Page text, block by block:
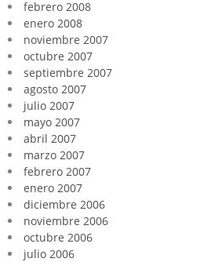
febrero 2008
enero 2008
noviembre 2007
octubre 2007
septiembre 2007
agosto 2007
julio 2007
mayo 2007
abril 2007
marzo 2007
febrero 2007
enero 2007
diciembre 2006
noviembre 2006
octubre 2006
julio 2006